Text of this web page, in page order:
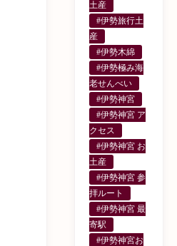
土産
#伊勢旅行土
産
#伊勢木綿
#伊勢極み海
老せんべい
#伊勢神宮
#伊勢神宮 ア
クセス
#伊勢神宮 お
土産
#伊勢神宮 参
拝ルート
#伊勢神宮 最
寄駅
#伊勢神宮お